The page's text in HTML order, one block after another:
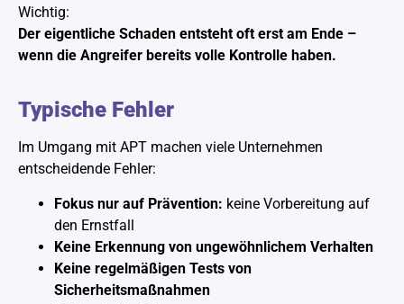
Wichtig:
Der eigentliche Schaden entsteht oft erst am Ende –
wenn die Angreifer bereits volle Kontrolle haben.
Typische Fehler
Im Umgang mit APT machen viele Unternehmen
entscheidende Fehler:
Fokus nur auf Prävention: keine Vorbereitung auf
den Ernstfall
Keine Erkennung von ungewöhnlichem Verhalten
Keine regelmäßigen Tests von
Sicherheitsmaßnahmen